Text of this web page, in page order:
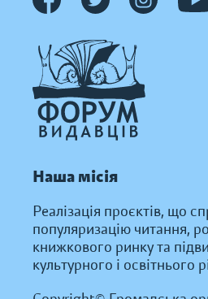
Наша місія
Реалізація проєктів, що
популяризацію читання,
книжкового ринку та
культурного і освітнього